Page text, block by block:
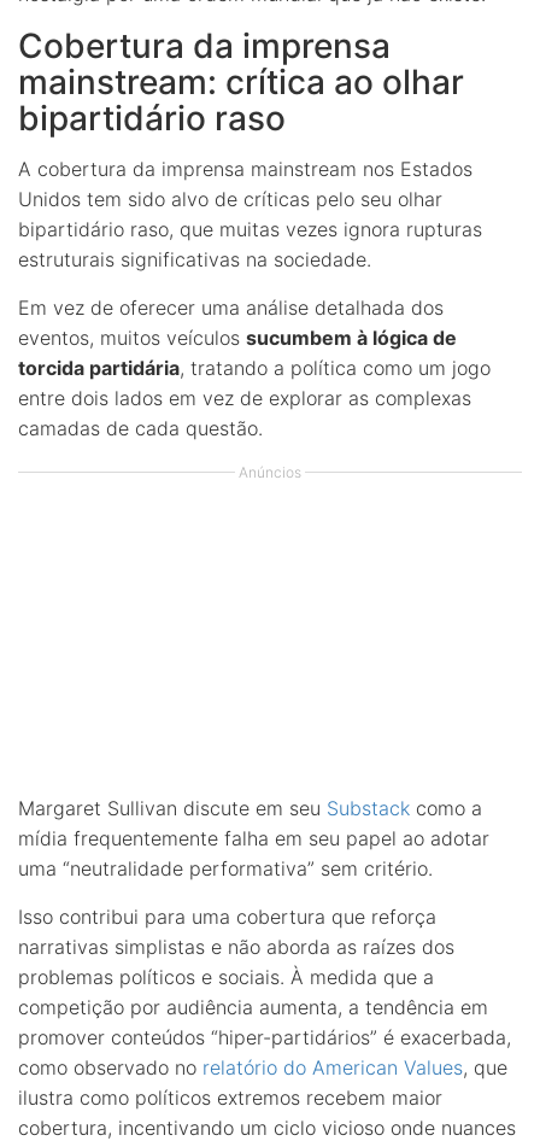
Cobertura da imprensa
mainstream: crítica ao olhar
bipartidário raso
A cobertura da imprensa mainstream nos Estados
Unidos tem sido alvo de críticas pelo seu olhar
bipartidário raso, que muitas vezes ignora rupturas
estruturais significativas na sociedade.
Em vez de oferecer uma análise detalhada dos
eventos, muitos veículos sucumbem à lógica de
torcida partidária, tratando a política como um jogo
entre dois lados em vez de explorar as complexas
camadas de cada questão.
Anúncios
Margaret Sullivan discute em seu Substack como a
mídia frequentemente falha em seu papel ao adotar
uma “neutralidade performativa” sem critério.
Isso contribui para uma cobertura que reforça
narrativas simplistas e não aborda as raízes dos
problemas políticos e sociais. À medida que a
competição por audiência aumenta, a tendência em
promover conteúdos “hiper-partidários” é exacerbada,
como observado no relatório do American Values, que
ilustra como políticos extremos recebem maior
cobertura, incentivando um ciclo vicioso onde nuances